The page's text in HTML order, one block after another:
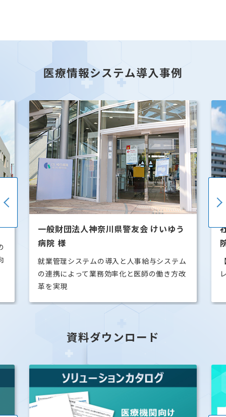
医療情報システム導入事例
会 けいゆう
事給与システム
医師の働き方改
社会福祉法人 恩賜財団 済生会滋賀
【人事給与勤怠システム】医療現場のペ
レス化で業務効率化と時間短縮を実現
資料ダウンロード